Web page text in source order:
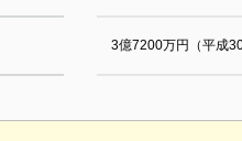
3億7200万円（平成30